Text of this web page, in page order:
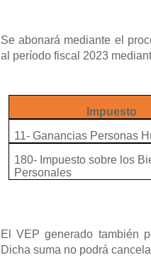
Se abonará mediante el
al período fiscal 2023
Impuesto
11- Ganancias Personas
180- Impuesto sobre los
Personales
El VEP generado también
Dicha suma no podrá